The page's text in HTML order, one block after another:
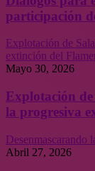
participación
Explotación de
extinción del
Mayo 30, 2026
Explotación
la progresiva
Desenmascarando
Abril 27, 2026